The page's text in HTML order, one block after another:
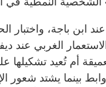
ابن باجة، واختبار
الغربي عند
أم تُعيد
بينما يشتد شعور